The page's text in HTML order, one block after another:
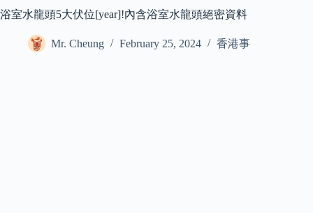
浴室水龍頭5大伏位[year]!內含浴室水龍頭絕密資料
Mr. Cheung February 25, 2024 香港事